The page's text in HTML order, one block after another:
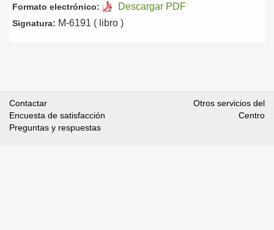
Formato electrónico: Descargar PDF
Signatura: M-6191 ( libro )
Contactar
Encuesta de satisfacción
Preguntas y respuestas
Otros servicios del
Centro